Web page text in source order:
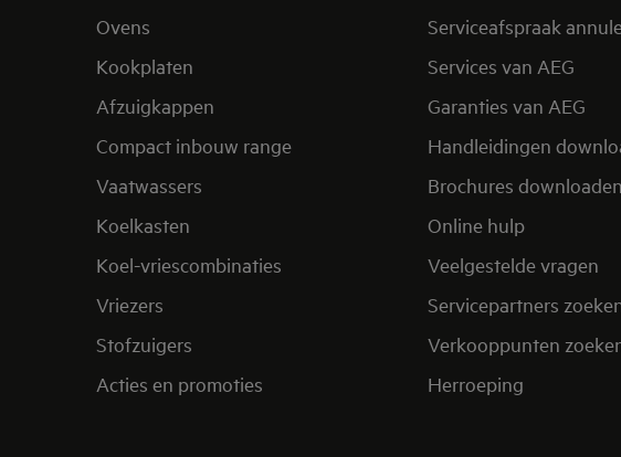
Ovens
Kookplaten
Afzuigkappen
Compact inbouw range
Vaatwassers
Koelkasten
Koel-vriescombinaties
Vriezers
Stofzuigers
Acties en promoties
Serviceafspraak
Services van AEG
Garanties van AEG
Handleidingen
Brochures downloaden
Online hulp
Veelgestelde vragen
Servicepartners
Verkooppunten
Herroeping